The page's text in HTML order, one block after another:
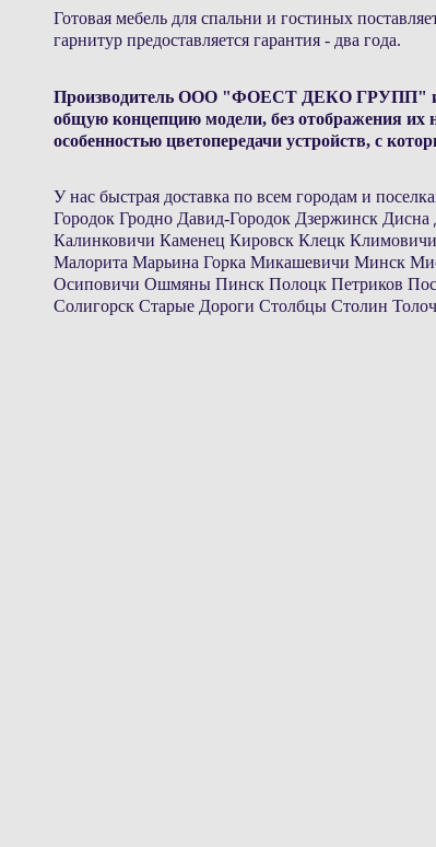
Готовая мебель для спальни и гостиных
гарнитур предоставляется гарантия - два года.
Производитель ООО "ФОЕСТ ДЕКО ГРУПП"
общую концепцию модели, без отображения их
особенностью цветопередачи устройств, с
У нас быстрая доставка по всем городам и
Городок Гродно Давид-Городок Дзержинск
Калинковичи Каменец Кировск Клецк
Малорита Марьина Горка Микашевичи Минск
Осиповичи Ошмяны Пинск Полоцк Петриков
Солигорск Старые Дороги Столбцы Столин